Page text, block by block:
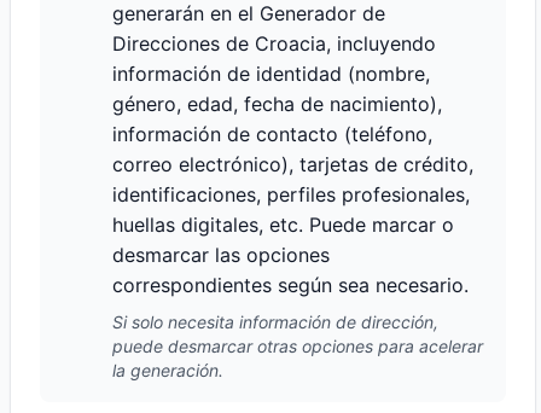
generarán en el Generador de
Direcciones de Croacia, incluyendo
información de identidad (nombre,
género, edad, fecha de nacimiento),
información de contacto (teléfono,
correo electrónico), tarjetas de crédito,
identificaciones, perfiles profesionales,
huellas digitales, etc. Puede marcar o
desmarcar las opciones
correspondientes según sea necesario.
Si solo necesita información de dirección,
puede desmarcar otras opciones para acelerar
la generación.